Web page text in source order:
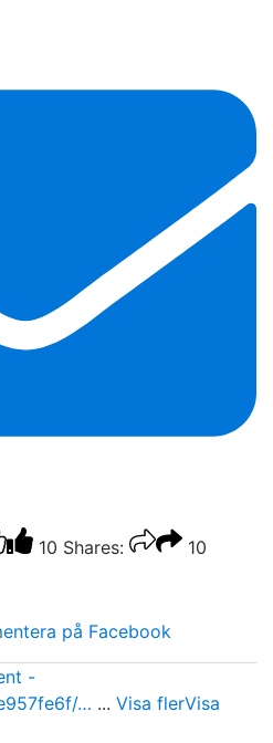
10 Shares:
10
på Facebook
-
… ... Visa flerVisa